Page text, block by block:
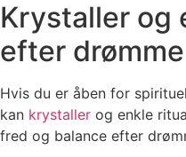
Krystaller og
efter
Hvis du er åben for
kan krystaller og enkle
fred og balance efter